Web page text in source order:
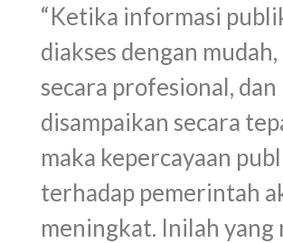
“Ketika informasi
diakses dengan
secara profesional, dan
disampaikan secara
maka kepercayaan
terhadap pemerintah
meningkat. Inilah yang